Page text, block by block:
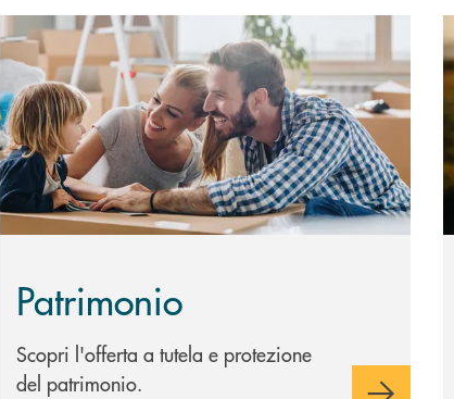
Scopri di più Patrimonio
Patrimonio
Scopri l'offerta a tutela e protezione
del patrimonio.